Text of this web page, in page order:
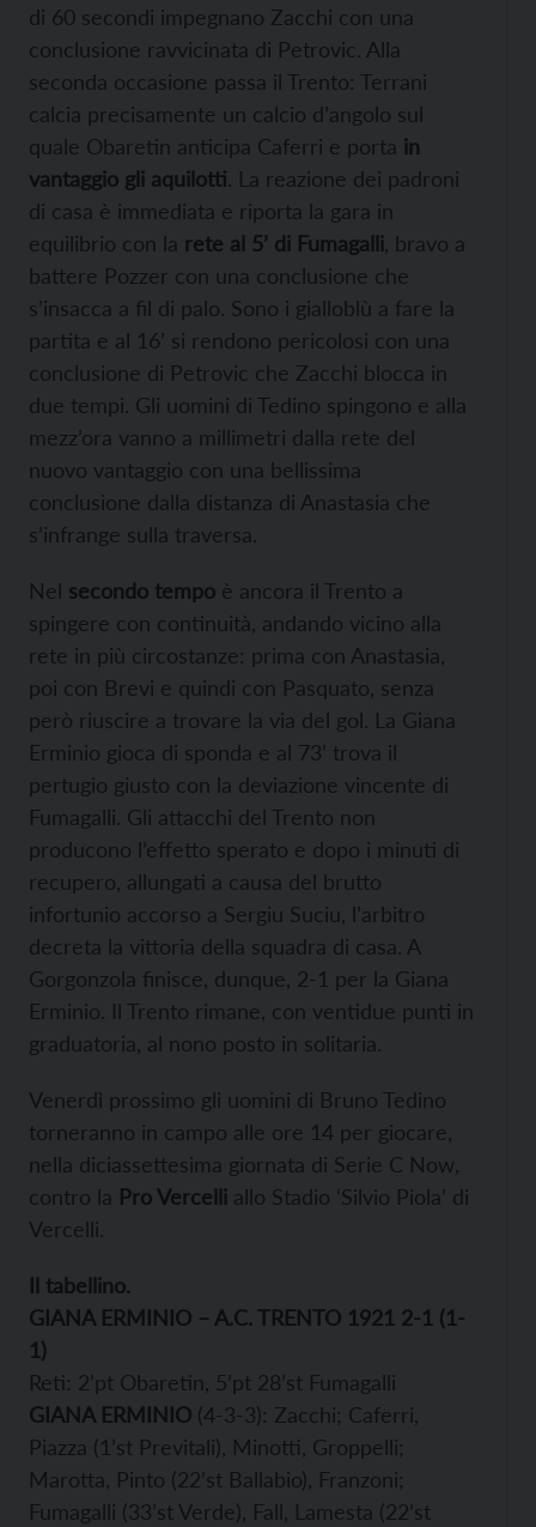
di 60 secondi impegnano Zacchi con una
conclusione ravvicinata di Petrovic. Alla
seconda occasione passa il Trento: Terrani
calcia precisamente un calcio d’angolo sul
quale Obaretin anticipa Caferri e porta in
vantaggio gli aquilotti. La reazione dei padroni
di casa è immediata e riporta la gara in
equilibrio con la rete al 5’ di Fumagalli , bravo a
battere Pozzer con una conclusione che
s’insacca a fil di palo. Sono i gialloblù a fare la
partita e al 16’ si rendono pericolosi con una
conclusione di Petrovic che Zacchi blocca in
due tempi. Gli uomini di Tedino spingono e alla
mezz’ora vanno a millimetri dalla rete del
nuovo vantaggio con una bellissima
conclusione dalla distanza di Anastasia che
s’infrange sulla traversa.
Nel secondo tempo è ancora il Trento a
spingere con continuità, andando vicino alla
rete in più circostanze: prima con Anastasia,
poi con Brevi e quindi con Pasquato, senza
però riuscire a trovare la via del gol. La Giana
Erminio gioca di sponda e al 73’ trova il
pertugio giusto con la deviazione vincente di
Fumagalli. Gli attacchi del Trento non
producono l’effetto sperato e dopo i minuti di
recupero, allungati a causa del brutto
infortunio accorso a Sergiu Suciu, l’arbitro
decreta la vittoria della squadra di casa. A
Gorgonzola finisce, dunque, 2-1 per la Giana
Erminio. Il Trento rimane, con ventidue punti in
graduatoria, al nono posto in solitaria.
Venerdì prossimo gli uomini di Bruno Tedino
torneranno in campo alle ore 14 per giocare,
nella diciassettesima giornata di Serie C Now,
contro la Pro Vercelli allo Stadio ‘Silvio Piola’ di
Vercelli.
Il tabellino.
GIANA ERMINIO – A.C. TRENTO 1921 2-1 (1-
1)
Reti: 2’pt Obaretin, 5’pt 28’st Fumagalli
GIANA ERMINIO (4-3-3): Zacchi; Caferri,
Piazza (1’st Previtali), Minotti, Groppelli;
Marotta, Pinto (22’st Ballabio), Franzoni;
Fumagalli (33’st Verde), Fall, Lamesta (22’st